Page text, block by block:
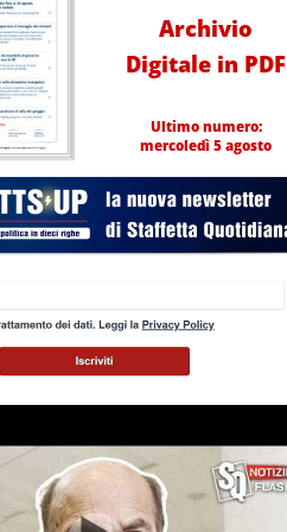
Archivio
Digitale in PDF
Ultimo numero:
mercoledì 5 agosto